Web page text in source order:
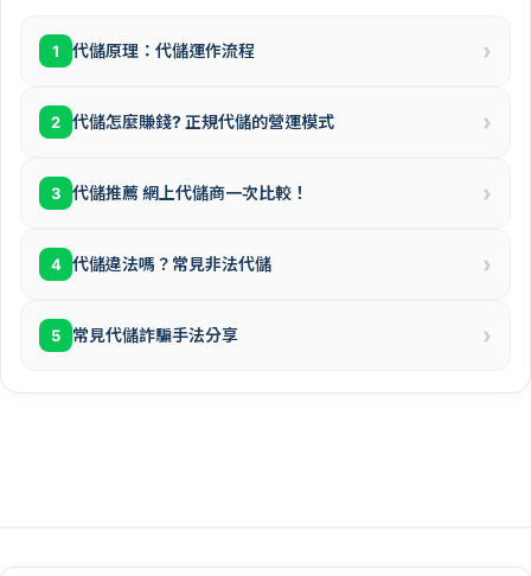
1 代儲原理：代儲運作流程 ›
2 代儲怎麼賺錢? 正規代儲的營運模式 ›
3 代儲推薦 網上代儲商一次比較！ ›
4 代儲違法嗎？常見非法代儲 ›
5 常見代儲詐騙手法分享 ›